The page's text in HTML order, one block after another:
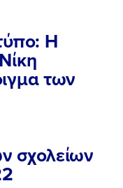
TIKTOK
Η
των
σχολείων